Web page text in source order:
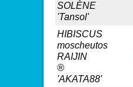
SOLÈNE
'Tansol'
HIBISCUS
moscheutos
RAIJIN
®
'AKATA88'